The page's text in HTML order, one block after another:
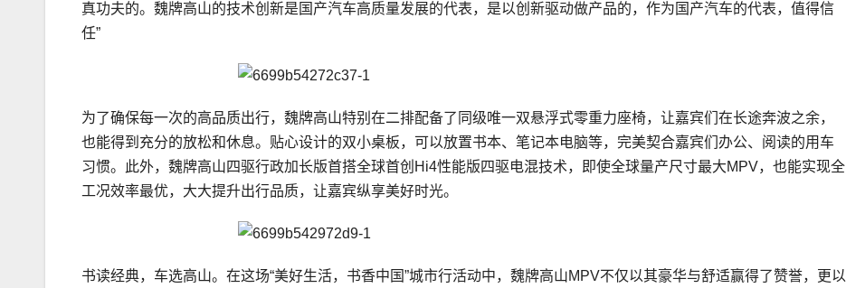
真功夫的。魏牌高山的技术创新是国产汽车高质量发展的代表，是以创新驱动做产品的，作为国产汽车的代表，值得信
任”
为了确保每一次的高品质出行，魏牌高山特别在二排配备了同级唯一双悬浮式零重力座椅，让嘉宾们在长途奔波之余，
也能得到充分的放松和休息。贴心设计的双小桌板，可以放置书本、笔记本电脑等，完美契合嘉宾们办公、阅读的用车
习惯。此外，魏牌高山四驱行政加长版首搭全球首创Hi4性能版四驱电混技术，即使全球量产尺寸最大MPV，也能实现全
工况效率最优，大大提升出行品质，让嘉宾纵享美好时光。
书读经典，车选高山。在这场“美好生活，书香中国”城市行活动中，魏牌高山MPV不仅以其豪华与舒适赢得了赞誉，更以